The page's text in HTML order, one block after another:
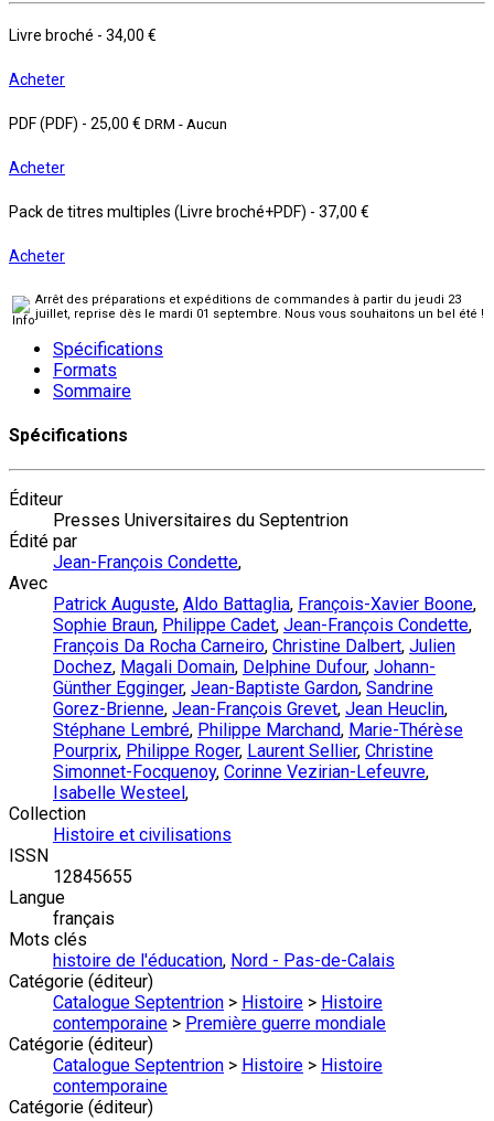
Livre broché - 34,00 €
Acheter
PDF (PDF) - 25,00 € DRM - Aucun
Acheter
Pack de titres multiples (Livre broché+PDF) - 37,00 €
Acheter
Arrêt des préparations et expéditions de commandes à partir du jeudi 23
juillet, reprise dès le mardi 01 septembre. Nous vous souhaitons un bel été !
Spécifications
Formats
Sommaire
Spécifications
Éditeur
Presses Universitaires du Septentrion
Édité par
Jean-François Condette,
Avec
Patrick Auguste, Aldo Battaglia, François-Xavier Boone,
Sophie Braun, Philippe Cadet, Jean-François Condette,
François Da Rocha Carneiro, Christine Dalbert, Julien
Dochez, Magali Domain, Delphine Dufour, Johann-
Günther Egginger, Jean-Baptiste Gardon, Sandrine
Gorez-Brienne, Jean-François Grevet, Jean Heuclin,
Stéphane Lembré, Philippe Marchand, Marie-Thérèse
Pourprix, Philippe Roger, Laurent Sellier, Christine
Simonnet-Focquenoy, Corinne Vezirian-Lefeuvre,
Isabelle Westeel ,
Collection
Histoire et civilisations
ISSN
12845655
Langue
français
Mots clés
histoire de l'éducation, Nord - Pas-de-Calais
Catégorie (éditeur)
Catalogue Septentrion > Histoire > Histoire
contemporaine > Première guerre mondiale
Catégorie (éditeur)
Catalogue Septentrion > Histoire > Histoire
contemporaine
Catégorie (éditeur)